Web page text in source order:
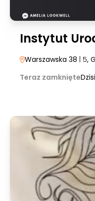
Instytut
Warszawska 38 | 5,
Teraz zamknięte